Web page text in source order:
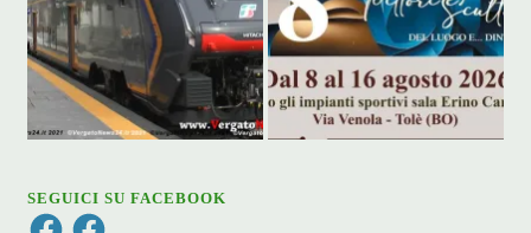
SEGUICI SU FACEBOOK
FacebookFacebook